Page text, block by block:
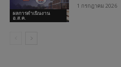
ผลการดำเนินงาน
อ.ส.ค.
1 กรกฎาคม 2026